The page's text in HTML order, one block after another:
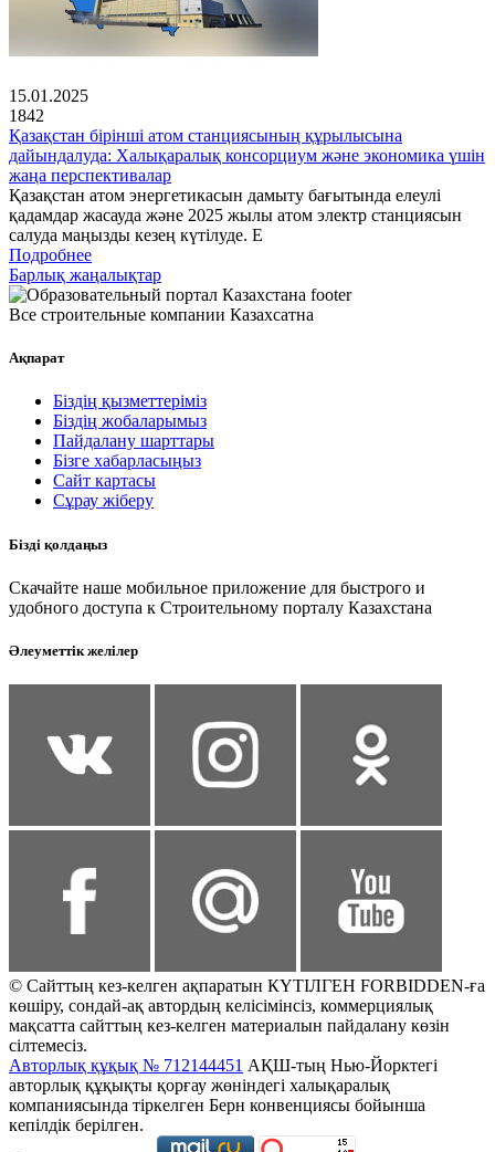
15.01.2025
1842
Қазақстан бірінші атом станциясының құрылысына
дайындалуда: Халықаралық консорциум және экономика үшін
жаңа перспективалар
Қазақстан атом энергетикасын дамыту бағытында елеулі
қадамдар жасауда және 2025 жылы атом электр станциясын
салуда маңызды кезең күтілуде. Е
Подробнее
Барлық жаңалықтар
Все строительные компании Казахсатна
Ақпарат
Біздің қызметтеріміз
Біздің жобаларымыз
Пайдалану шарттары
Бізге хабарласыңыз
Сайт картасы
Сұрау жіберу
Бізді қолдаңыз
Скачайте наше мобильное приложение для быстрого и
удобного доступа к Строительному порталу Казахстана
Әлеуметтік желілер
© Сайттың кез-келген ақпаратын КҮТІЛГЕН FORBIDDEN-ға
көшіру, сондай-ақ автордың келісімінсіз, коммерциялық
мақсатта сайттың кез-келген материалын пайдалану көзін
сілтемесіз.
Авторлық құқық № 712144451 АҚШ-тың Нью-Йорктегі
авторлық құқықты қорғау жөніндегі халықаралық
компаниясында тіркелген Берн конвенциясы бойынша
кепілдік берілген.